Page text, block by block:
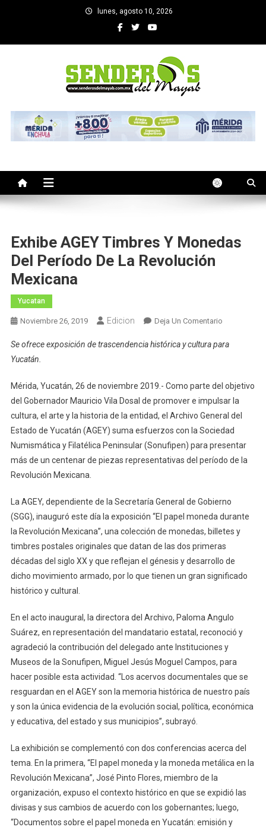
lunes, agosto 10, 2026
SENDEROS DEL MAYAB
Exhibe AGEY Timbres Y Monedas
Del Período De La Revolución
Mexicana
Yucatan
Noviembre 26, 2019 Edicion Deja Un ComentarioEn
AGEY
Monedas
Del
Período
De
La
Revolución
Se ofrece exposición de trascendencia histórica y cultura para
Yucatán.
Mérida, Yucatán, 26 de noviembre 2019.- Como parte del objetivo
del Gobernador Mauricio Vila Dosal de promover e impulsar la
cultura, el arte y la historia de la entidad, el Archivo General del
Estado de Yucatán (AGEY) suma esfuerzos con la Sociedad
Numismática y Filatélica Peninsular (Sonufipen) para presentar
más de un centenar de piezas representativas del período de la
Revolución Mexicana.
La AGEY, dependiente de la Secretaría General de Gobierno
(SGG), inauguró este día la exposición “El papel moneda durante
la Revolución Mexicana”, una colección de monedas, billetes y
timbres postales originales que datan de las dos primeras
décadas del siglo XX y que reflejan el génesis y desarrollo de
dicho movimiento armado, por lo que tienen un gran significado
histórico y cultural.
En el acto inaugural, la directora del Archivo, Paloma Angulo
Suárez, en representación del mandatario estatal, reconoció y
agradeció la contribución del delegado ante Instituciones y
Museos de la Sonufipen, Miguel Jesús Moguel Campos, para
hacer posible esta actividad. “Los acervos documentales que se
resguardan en el AGEY son la memoria histórica de nuestro país
y son la única evidencia de la evolución social, política, económica
y educativa, del estado y sus municipios”, subrayó.
La exhibición se complementó con dos conferencias acerca del
tema. En la primera, “El papel moneda y la moneda metálica en la
Revolución Mexicana”, José Pinto Flores, miembro de la
organización, expuso el contexto histórico en que se expidió las
divisas y sus cambios de acuerdo con los gobernantes; luego,
“Documentos sobre el papel moneda en Yucatán: emisión y